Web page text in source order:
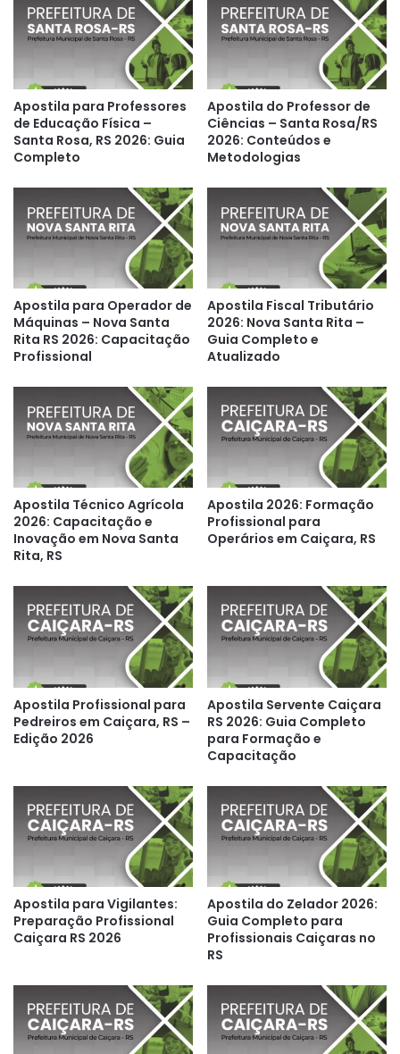
Apostila para Professores
de Educação Física –
Santa Rosa, RS 2026: Guia
Completo
Apostila do Professor de
Ciências – Santa Rosa/RS
2026: Conteúdos e
Metodologias
Apostila para Operador de
Máquinas – Nova Santa
Rita RS 2026: Capacitação
Profissional
Apostila Fiscal Tributário
2026: Nova Santa Rita –
Guia Completo e
Atualizado
Apostila Técnico Agrícola
2026: Capacitação e
Inovação em Nova Santa
Rita, RS
Apostila 2026: Formação
Profissional para
Operários em Caiçara, RS
Apostila Profissional para
Pedreiros em Caiçara, RS –
Edição 2026
Apostila Servente Caiçara
RS 2026: Guia Completo
para Formação e
Capacitação
Apostila para Vigilantes:
Preparação Profissional
Caiçara RS 2026
Apostila do Zelador 2026:
Guia Completo para
Profissionais Caiçaras no
RS